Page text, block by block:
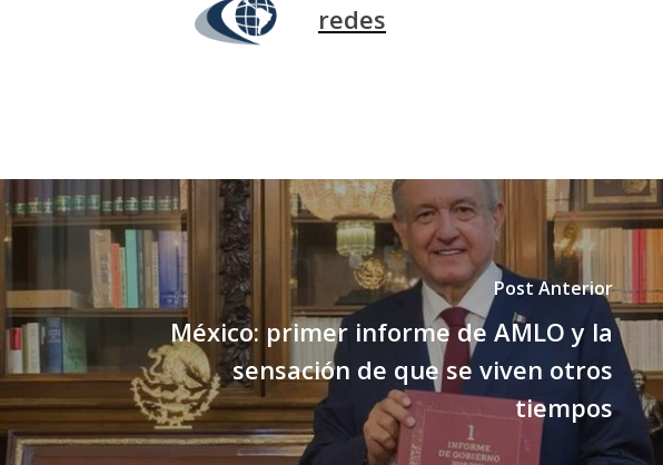
redes
Post Anterior
México: primer informe de AMLO y la
sensación de que se viven otros
tiempos